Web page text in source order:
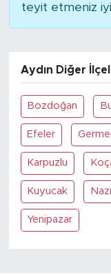
teyit etmeniz
Aydın Diğer
Bozdoğan
Efeler
Karpuzlu
Kuyucak
Yenipazar